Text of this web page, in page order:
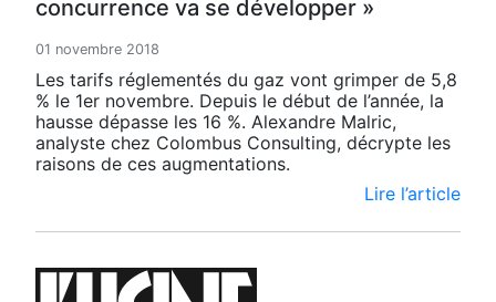
concurrence va se développer »
01 novembre 2018
Les tarifs réglementés du gaz vont grimper de 5,8
% le 1er novembre. Depuis le début de l’année, la
hausse dépasse les 16 %. Alexandre Malric,
analyste chez Colombus Consulting, décrypte les
raisons de ces augmentations.
Lire l’article